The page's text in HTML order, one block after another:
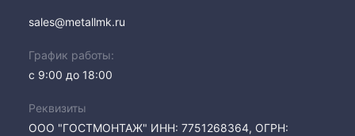
sales@metallmk.ru
График работы:
с 9:00 до 18:00
Реквизиты
ООО "ГОСТМОНТАЖ" ИНН: 7751268364, ОГРН: